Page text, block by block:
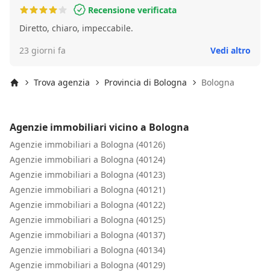
Recensione verificata
Diretto, chiaro, impeccabile.
23 giorni fa
Vedi altro
Trova agenzia Provincia di Bologna Bologna
Agenzie immobiliari vicino a Bologna
Agenzie immobiliari a Bologna (40126)
Agenzie immobiliari a Bologna (40124)
Agenzie immobiliari a Bologna (40123)
Agenzie immobiliari a Bologna (40121)
Agenzie immobiliari a Bologna (40122)
Agenzie immobiliari a Bologna (40125)
Agenzie immobiliari a Bologna (40137)
Agenzie immobiliari a Bologna (40134)
Agenzie immobiliari a Bologna (40129)